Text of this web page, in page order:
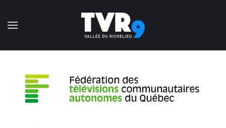
Accéder au contenu principal